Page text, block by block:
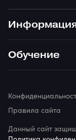
Обучение
Данный сайт
Правила сайта